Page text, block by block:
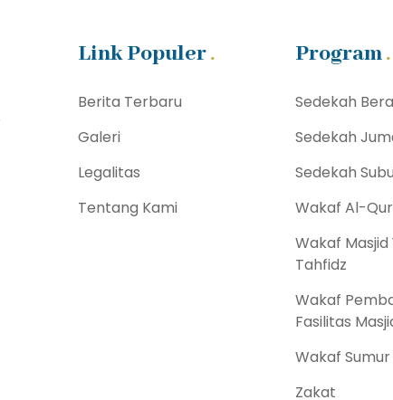
Link Populer
Berita Terbaru
Galeri
Legalitas
Tentang Kami
Program
Sedekah
Sedekah
Sedekah
Wakaf Al-
Wakaf Masjid
Tahfidz
Wakaf
Fasilitas
Wakaf Sumur
Zakat